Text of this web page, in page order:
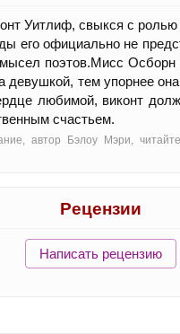
Уитлиф, свыкся с
его официально не
поэтов.Мисс
тем упорнее
любимой, виконт
счастьем.
автор Бэлоу Мэри,
Рецензии
Написать рецензию